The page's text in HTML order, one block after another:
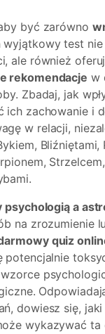
być zarówno
wyjątkowy test
ale również
rekomendacje w
Zbadaj, jak
ich zachowanie i
w relacji,
Bliźniętami,
psychologią a
na zrozumienie
quiz
potencjalnie
dowiesz się,
wykazywać ta